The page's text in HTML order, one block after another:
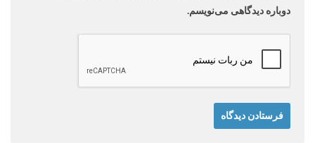
دوباره دیدگاهی می‌نویسم.